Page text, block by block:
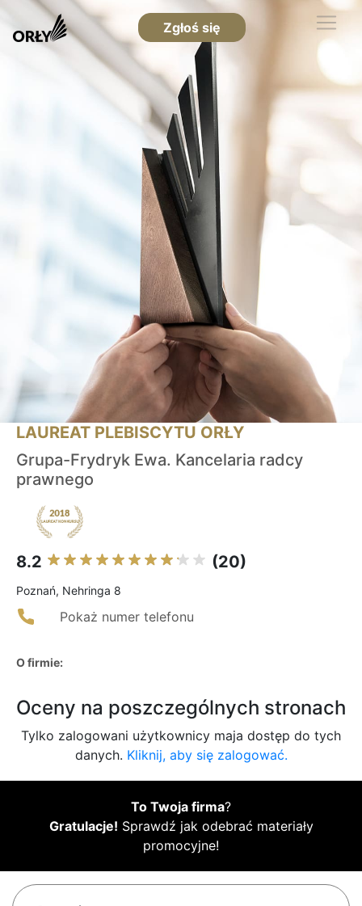
Zgłoś się
LAUREAT PLEBISCYTU ORŁY
Grupa-Frydryk Ewa. Kancelaria radcy
prawnego
8.2 (20)
Poznań, Nehringa 8
Pokaż numer telefonu
O firmie:
Oceny na poszczególnych stronach
Tylko zalogowani użytkownicy maja dostęp do tych
danych. Kliknij, aby się zalogować.
To Twoja firma?
Gratulacje! Sprawdź jak odebrać materiały
promocyjne!